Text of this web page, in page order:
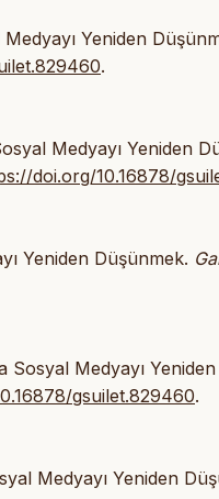
Yeniden
.
Medyayı Yeniden
doi.org/10.16878/
Yeniden Düşünmek.
Sosyal Medyayı
gsuilet.829460.
Medyayı Yeniden